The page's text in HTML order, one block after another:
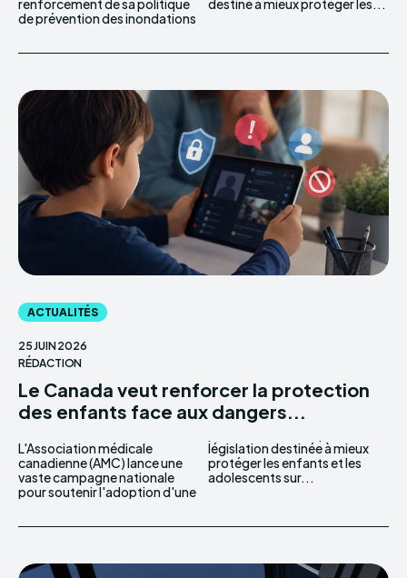
renforcement de sa politique
de prévention des inondations
destiné à mieux protéger les...
ACTUALITÉS
25 JUIN 2026
RÉDACTION
Le Canada veut renforcer la protection
des enfants face aux dangers...
L'Association médicale
canadienne (AMC) lance une
vaste campagne nationale
pour soutenir l'adoption d'une
législation destinée à mieux
protéger les enfants et les
adolescents sur...